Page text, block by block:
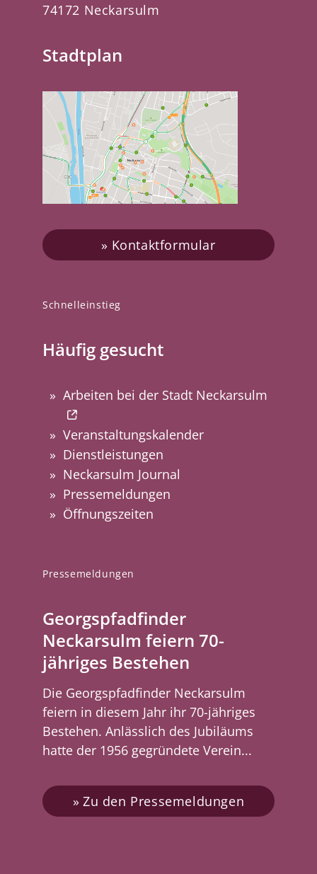
Pressemeldungen
Georgspfadfinder
Neckarsulm feiern 70-
jähriges Bestehen
Die Georgspfadfinder Neckarsulm
feiern in diesem Jahr ihr 70-jähriges
Bestehen. Anlässlich des Jubiläums
hatte der 1956 gegründete Verein...
Zu den Pressemeldungen
Schnelleinstieg
Häufig gesucht
Arbeiten bei der Stadt Neckarsulm
Veranstaltungskalender
Dienstleistungen
Neckarsulm Journal
Pressemeldungen
Öffnungszeiten
74172 Neckarsulm
Stadtplan
Kontaktformular